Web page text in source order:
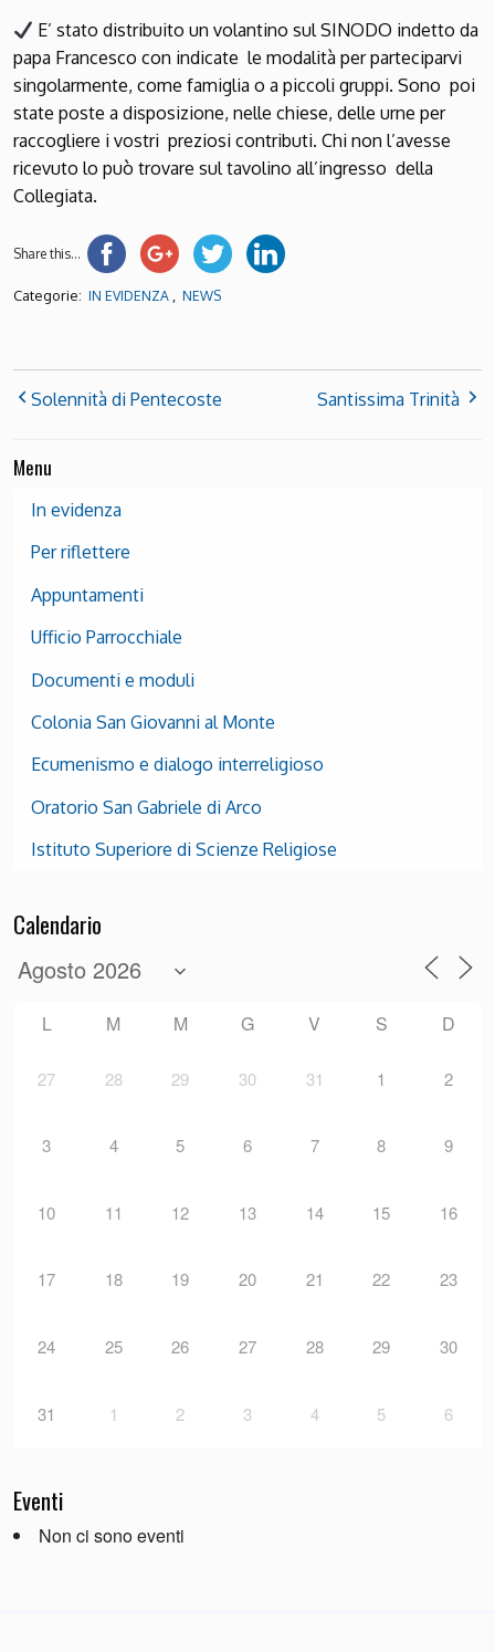
E’ stato distribuito un volantino sul SINODO indetto da
papa Francesco con indicate le modalità per parteciparvi
singolarmente, come famiglia o a piccoli gruppi. Sono poi
state poste a disposizione, nelle chiese, delle urne per
raccogliere i vostri preziosi contributi. Chi non l’avesse
ricevuto lo può trovare sul tavolino all’ingresso della
Collegiata.
Share this...
Categorie: IN EVIDENZA , NEWS
Solennità di Pentecoste Santissima Trinità
Menu
In evidenza
Per riflettere
Appuntamenti
Ufficio Parrocchiale
Documenti e moduli
Colonia San Giovanni al Monte
Ecumenismo e dialogo interreligioso
Oratorio San Gabriele di Arco
Istituto Superiore di Scienze Religiose
Calendario
L M M G V S D
27 28 29 30 31 1 2
3 4 5 6 7 8 9
10 11 12 13 14 15 16
17 18 19 20 21 22 23
24 25 26 27 28 29 30
31 1 2 3 4 5 6
Eventi
Non ci sono eventi